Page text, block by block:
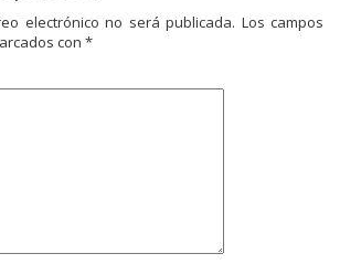
electrónico no será publicada. Los campos
con *